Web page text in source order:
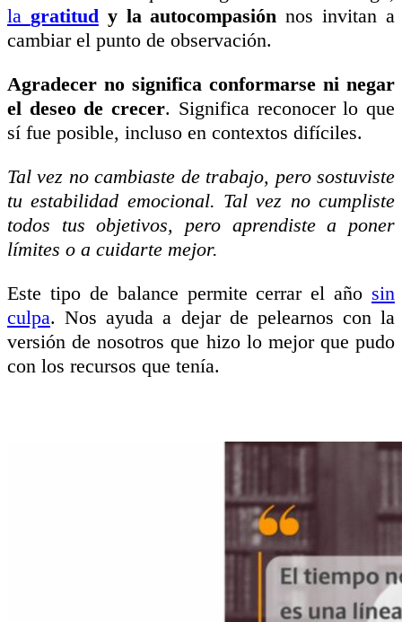
la gratitud y la autocompasión nos invitan a
cambiar el punto de observación.
Agradecer no significa conformarse ni negar
el deseo de crecer. Significa reconocer lo que
sí fue posible, incluso en contextos difíciles.
Tal vez no cambiaste de trabajo, pero sostuviste
tu estabilidad emocional. Tal vez no cumpliste
todos tus objetivos, pero aprendiste a poner
límites o a cuidarte mejor.
Este tipo de balance permite cerrar el año sin
culpa. Nos ayuda a dejar de pelearnos con la
versión de nosotros que hizo lo mejor que pudo
con los recursos que tenía.